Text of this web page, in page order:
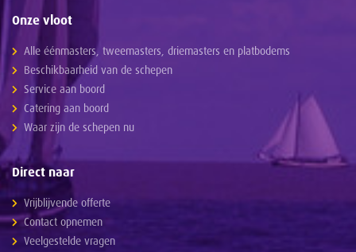
Onze vloot
Alle éénmasters, tweemasters, driemasters en platbodems
Beschikbaarheid van de schepen
Service aan boord
Catering aan boord
Waar zijn de schepen nu
Direct naar
Vrijblijvende offerte
Contact opnemen
Veelgestelde vragen